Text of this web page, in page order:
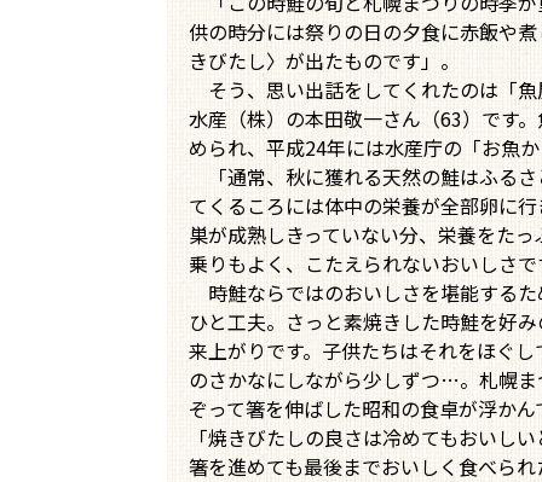
供の時分には祭りの日の夕食に赤飯や
きびたし〉が出たものです」。
そう、思い出話をしてくれたのは「
水産（株）の本田敬一さん（63）です
められ、平成24年には水産庁の「お魚
「通常、秋に獲れる天然の鮭はふる
てくるころには体中の栄養が全部卵に
巣が成熟しきっていない分、栄養をた
乗りもよく、こたえられないおいしさ
時鮭ならではのおいしさを堪能する
ひと工夫。さっと素焼きした時鮭を好
来上がりです。子供たちはそれをほぐ
のさかなにしながら少しずつ…。札幌
ぞって箸を伸ばした昭和の食卓が浮かん
「焼きびたしの良さは冷めてもおいし
箸を進めても最後までおいしく食べら